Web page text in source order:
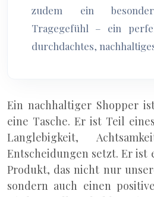
zudem ein
Tragegefühl – ein
durchdachtes,
Ein nachhaltiger Shopper
eine Tasche. Er ist Teil
Langlebigkeit,
Entscheidungen setzt. Er ist
Produkt, das nicht nur
sondern auch einen